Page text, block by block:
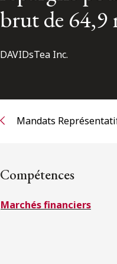
Réseau des anciens
S’abonner
brut de 64,9
DAVIDsTea Inc.
Mandats
Compétences
Marchés financiers